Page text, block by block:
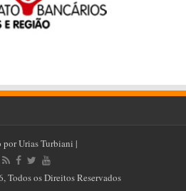
porUrias Turbiani |
Todos os Direitos Reservados